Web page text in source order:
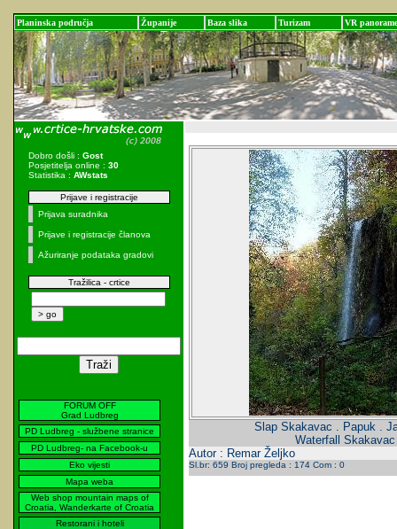
Planinska područja Županije Baza slika Turizam VR panorame
Dobro došli : Gost
Posjetitelja online : 30
Statistika : AWstats
Prijave i registracije
Prijava suradnika
Prijave i registracije članova
Ažuriranje podataka gradovi
Tražilica - crtice
FORUM OFF
Grad Ludbreg
PD Ludbreg - službene stranice
PD Ludbreg- na Facebook-u
Eko vijesti
Mapa weba
Web shop mountain maps of
Croatia, Wanderkarte of Croatia
Restorani i hoteli
Slap Skakavac . Papuk .
Waterfall
Autor : Remar Željko
Sl.br: 659 Broj pregleda : 174 Com : 0